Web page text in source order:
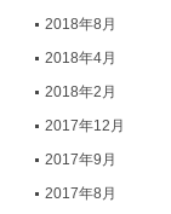
2018年8月
2018年4月
2018年2月
2017年12月
2017年9月
2017年8月